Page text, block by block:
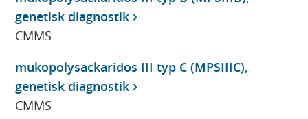
genetisk diagnostik
CMMS
mukopolysackaridos III typ C (MPSIIIC),
genetisk diagnostik
CMMS